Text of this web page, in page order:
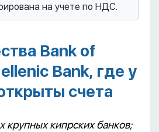
на учете по НДС.
Bank of
Bank, где у
счета
крупных кипрских банков;